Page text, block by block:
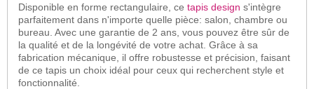
Disponible en forme rectangulaire, ce tapis design s'intègre
parfaitement dans n'importe quelle pièce: salon, chambre ou
bureau. Avec une garantie de 2 ans, vous pouvez être sûr de
la qualité et de la longévité de votre achat. Grâce à sa
fabrication mécanique, il offre robustesse et précision, faisant
de ce tapis un choix idéal pour ceux qui recherchent style et
fonctionnalité.